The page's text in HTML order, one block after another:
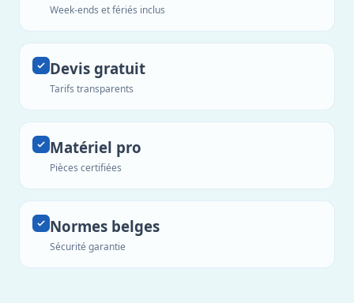
Week-ends et fériés inclus
Devis gratuit
Tarifs transparents
Matériel pro
Pièces certifiées
Normes belges
Sécurité garantie